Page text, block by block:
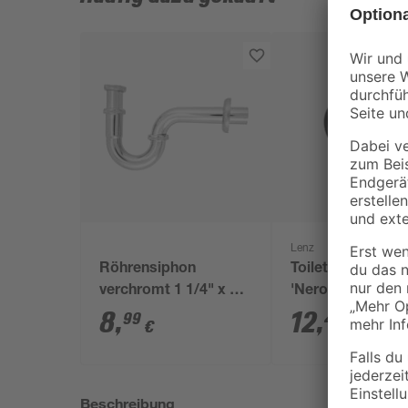
Röhrensiphon
verchromt 1 1/4" x 32
mm
8,99 €
Lenz
'Nero'
schwarz
12,49 €
Beschreibung